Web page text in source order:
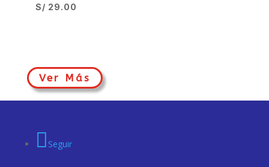
S/ 29.00
Ver Más
Seguir